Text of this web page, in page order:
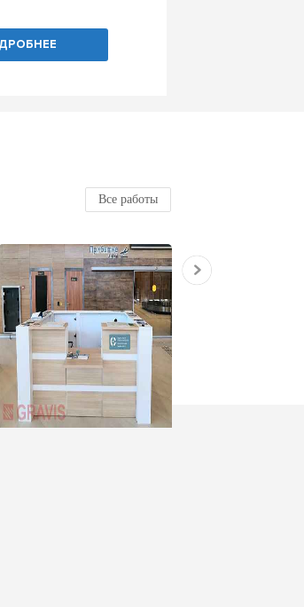
Все работы